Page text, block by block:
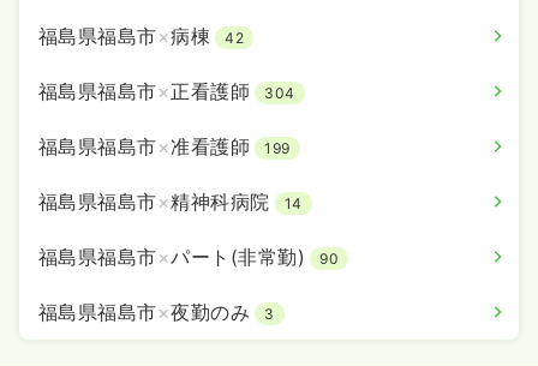
福島県福島市×病棟 42
福島県福島市×正看護師 304
福島県福島市×准看護師 199
福島県福島市×精神科病院 14
福島県福島市×パート(非常勤) 90
福島県福島市×夜勤のみ 3